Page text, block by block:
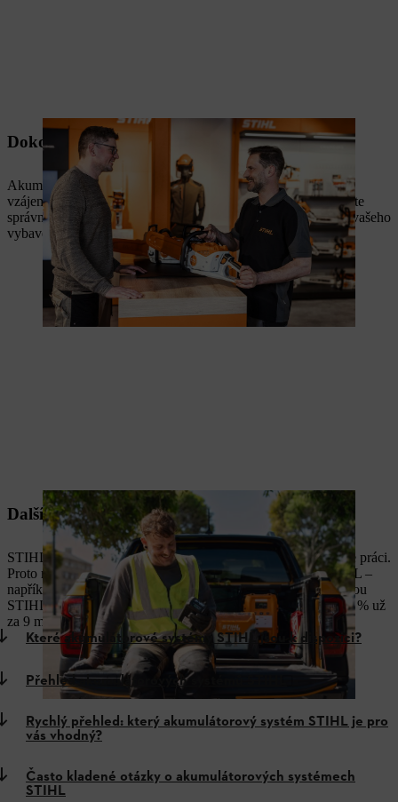
Dokonale sladěné akumulátorové systémy
Akumulátorové stroje, akumulátory i nabíječky STIHL jsou
vzájemně sladěné. Díky odbornému poradenství snadno najdete
správné řešení – a můžete se spolehnout, že všechny součásti vašeho
vybavení budou spolehlivě spolupracovat.
Další vývoj na základě zkušeností
STIHL ví, co profesionálové potřebují při každodenní náročné práci.
Proto neustále rozvíjíme svět akumulátorových systémů STIHL –
například s ALLPRO. Ve spojení s vysokorychlostní nabíječkou
STIHL AL 1802 MO se výkonné akumulátory nabijí až na 80 % už
za 9 minut².
Které akumulátorové systémy STIHL jsou k dispozici?
Přehled akumulátorových systémů STIHL
Rychlý přehled: který akumulátorový systém STIHL je pro
vás vhodný?
Často kladené otázky o akumulátorových systémech
STIHL